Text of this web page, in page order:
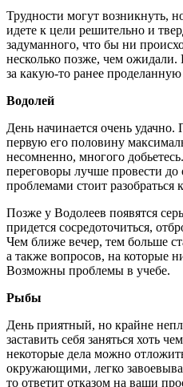
Трудности могут возникнуть,
идете к цели решительно и
задуманного, что бы ни
несколько позже, чем
за какую-то ранее проделанную
Водолей
День начинается очень удачно.
первую его половину
несомненно, многого
переговоры лучше провести
проблемами стоит разобраться
Позже у Водолеев появятся
придется сосредоточиться,
Чем ближе вечер, тем больше
а также вопросов, на которые
Возможны проблемы в учебе.
Рыбы
День приятный, но крайне
заставить себя заняться хоть
некоторые дела можно
окружающими, легко
то ответит отказом на ваши